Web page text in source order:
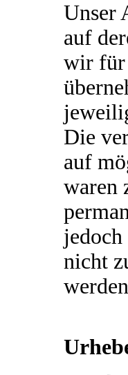
Unser
auf
wir für
Die
auf
waren
nicht